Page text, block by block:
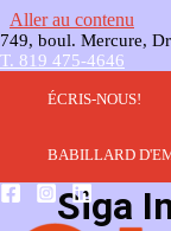
Aller au contenu
749, boul. Mercure,
T. 819 475-4646
ÉCRIS-NOUS!
BABILLARD
Siga